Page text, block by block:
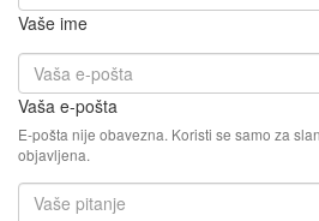
Vaše ime
Vaša e-pošta
E-pošta nije obavezna. Koristi se samo za
objavljena.